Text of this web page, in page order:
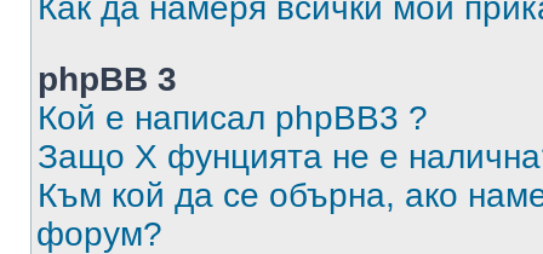
Как да намеря всички мой
phpBB 3
Кой е написал phpBB3 ?
Защо X фунцията не е
Към кой да се обърна, ако
форум?